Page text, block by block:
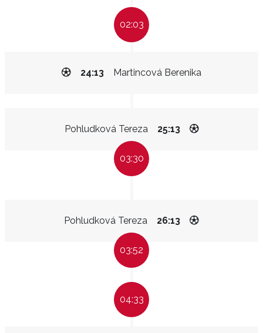
02:03
Martincová Berenika
24:13
Pohludková Tereza 25:13
03:30
Pohludková Tereza 26:13
03:52
04:33